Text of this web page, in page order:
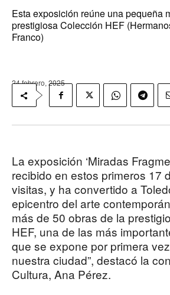
Esta exposición reúne una pequeña
prestigiosa Colección HEF
Franco)
24 febrero, 2025
La exposición ‘Miradas
recibido en estos primeros 17
visitas, y ha convertido a
epicentro del arte
más de 50 obras de la
HEF, una de las más
que se expone por primera
nuestra ciudad”, destacó la
Cultura, Ana Pérez.